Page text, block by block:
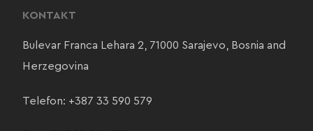
KONTAKT
Bulevar Franca Lehara 2, 71000 Sarajevo, Bosnia and
Herzegovina
Telefon: +387 33 590 579